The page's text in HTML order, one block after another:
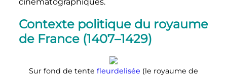
Contexte politique du royaume
de France (1407–1429)
Sur fond de tente fleurdelisée (le royaume de